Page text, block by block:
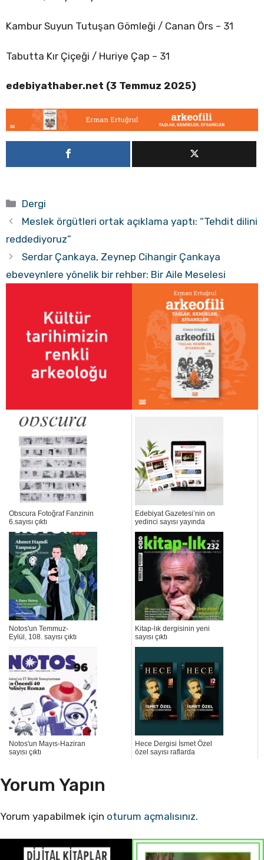
Kambur Suyun Tutuşan Gömleği / Canan Örs – 31
Tabutta Kır Çiçeği / Huriye Çap – 31
edebiyathaber.net (3 Temmuz 2025)
Kategoriler
Dergi
Meslek örgütleri ortak açıklama yaptı: “Tehdit dilini
reddediyoruz”
Serdar Çankaya, Zeynep Cihangir Çankaya
ebeveynlere yönelik bir rehber: Bir Aile Meselesi
Obscura Fotoğraf Fanzinin
6.sayısı çıktı
Edebiyat Gazetesi’nin on
yedinci sayısı yayında
Notos'un Temmuz-
Eylül, 108. sayısı çıktı
Kitap-lık dergisinin yeni
sayısı çıktı
Notos'un Mayıs-Haziran
sayısı çıktı
Hece Dergisi İsmet Özel
özel sayısı raflarda
Yorum Yapın
Yorum yapabilmek için oturum açmalısınız.